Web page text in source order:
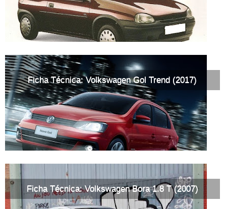
Ficha Técnica: Volkswagen Gol Trend (2017)
Ficha Técnica: Volkswagen Bora 1.8 T (2007)